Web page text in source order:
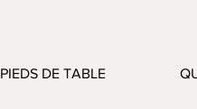
PIEDS DE TABLE